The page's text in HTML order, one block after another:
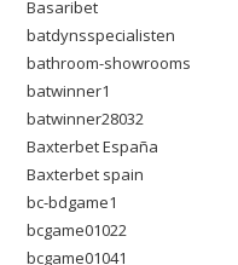
Basaribet
batdynsspecialisten
bathroom-showrooms
batwinner1
batwinner28032
Baxterbet España
Baxterbet spain
bc-bdgame1
bcgame01022
bcgame01041